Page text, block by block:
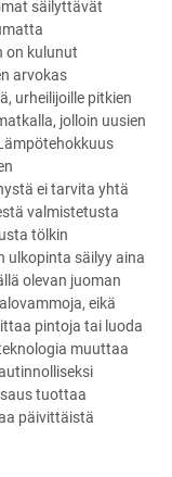
säilyttävät
on kulunut
arvokas
urheilijoille pitkien
jolloin uusien
ei tarvita yhtä
valmistetusta
tölkin
ulkopinta säilyy aina
olevan juoman
eikä
pintoja tai luoda
muuttaa
tuottaa
päivittäistä